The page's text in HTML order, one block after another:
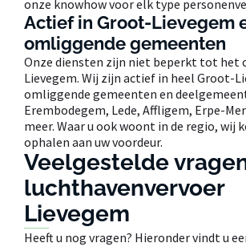
onze knowhow voor elk type
Actief in Groot-Lievegem
omliggende gemeenten
Onze diensten zijn niet beperkt tot het
Lievegem. Wij zijn actief in heel Groot-
omliggende gemeenten en
Erembodegem, Lede, Affligem, Erpe-
meer. Waar u ook woont in de regio, wij
ophalen aan uw voordeur.
Veelgestelde
luchthavenvervoer
Lievegem
Heeft u nog vragen? Hieronder vindt u